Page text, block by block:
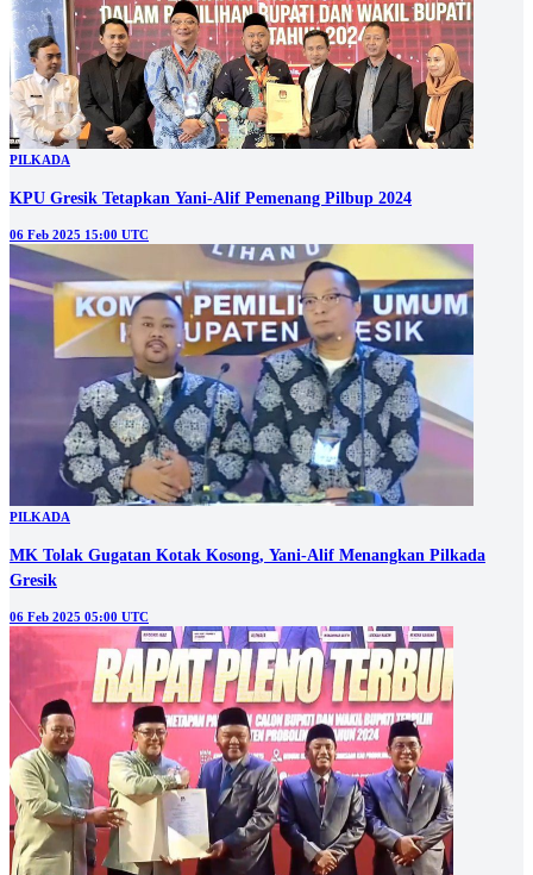
PILKADA
KPU Gresik Tetapkan Yani-Alif Pemenang Pilbup 2024
06 Feb 2025 15:00 UTC
PILKADA
MK Tolak Gugatan Kotak Kosong, Yani-Alif Menangkan Pilkada
Gresik
06 Feb 2025 05:00 UTC